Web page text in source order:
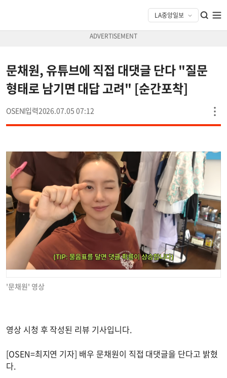
문채원, 유튜브에 직접 대댓글 단다 "질문
형태로 남기면 대답 고려" [순간포착]
OSEN 2026.07.05 07:12
'문채원' 영상
영상 시청 후 작성된 리뷰 기사입니다.
[OSEN=최지연 기자] 배우 문채원이 직접 대댓글을 단다고 밝혔
다.